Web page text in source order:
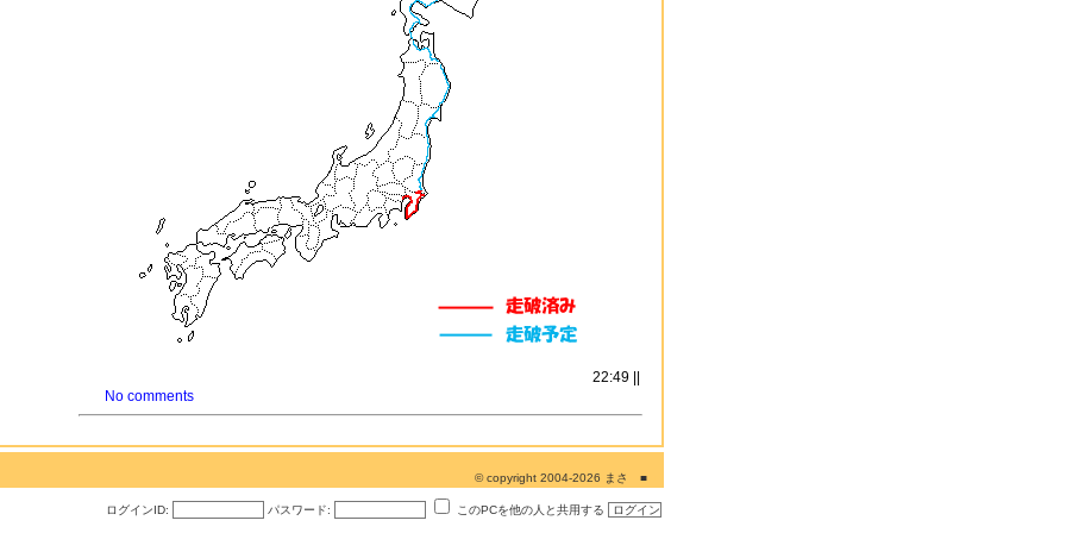
22:49 ||
No comments
© copyright 2004-2026 まさ ■
ログインID: パスワード: このPCを他の人と共用する